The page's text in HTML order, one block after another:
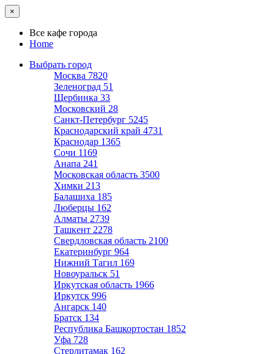
×
Все кафе города
Home
Выбрать город
Москва 7820
Зеленоград 51
Щербинка 33
Московский 28
Санкт-Петербург 5245
Краснодарский край 4731
Краснодар 1365
Сочи 1169
Анапа 241
Московская область 3500
Химки 213
Балашиха 185
Люберцы 162
Алматы 2739
Ташкент 2278
Свердловская область 2100
Екатеринбург 964
Нижний Тагил 169
Новоуральск 51
Иркутская область 1966
Иркутск 996
Ангарск 140
Братск 134
Республика Башкортостан 1852
Уфа 728
Стерлитамак 162